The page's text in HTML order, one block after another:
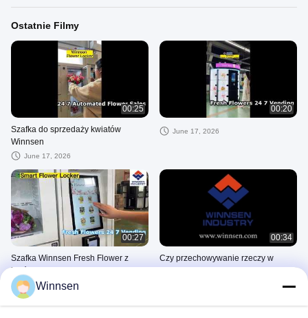
Ostatnie Filmy
00:25
Szafka do sprzedaży kwiatów
Winnsen
June 17, 2026
00:20
June 17, 2026
00:27
Szafka Winnsen Fresh Flower z
lodówką i nawilżaczem
June 17, 2026
00:34
Czy przechowywanie rzeczy w
Winnsen